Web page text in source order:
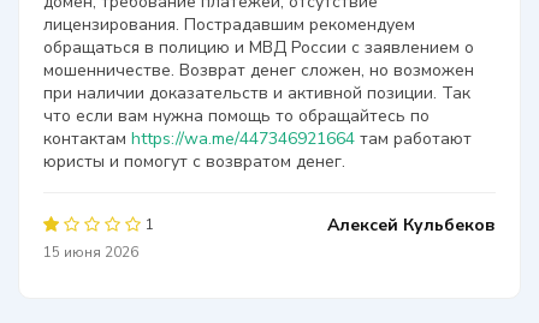
лицензирования. Пострадавшим рекомендуем
обращаться в полицию и МВД России с заявлением о
мошенничестве. Возврат денег сложен, но возможен
при наличии доказательств и активной позиции. Так
что если вам нужна помощь то обращайтесь по
контактам https://wa.me/447346921664 там работают
юристы и помогут с возвратом денег.
1
15 июня 2026
Алексей Кульбеков